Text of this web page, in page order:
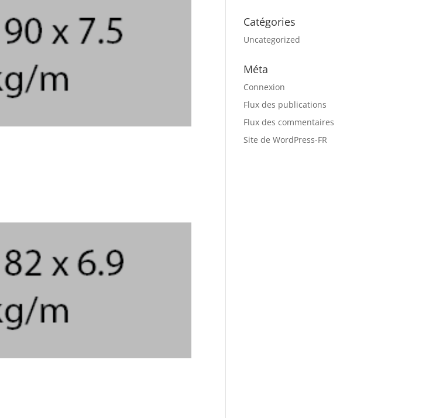
Catégories
Uncategorized
Méta
Connexion
Flux des publications
Flux des commentaires
Site de WordPress-FR